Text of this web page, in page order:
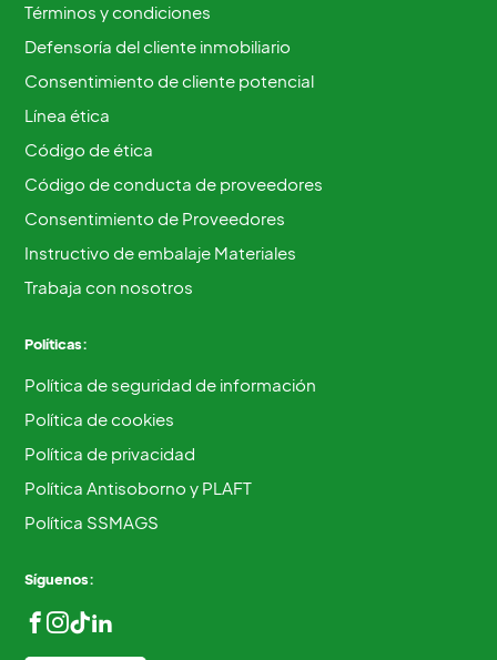
Términos y condiciones
Defensoría del cliente inmobiliario
Consentimiento de cliente potencial
Línea ética
Código de ética
Código de conducta de proveedores
Consentimiento de Proveedores
Instructivo de embalaje Materiales
Trabaja con nosotros
Políticas:
Política de seguridad de información
Política de cookies
Política de privacidad
Política Antisoborno y PLAFT
Política SSMAGS
Síguenos: